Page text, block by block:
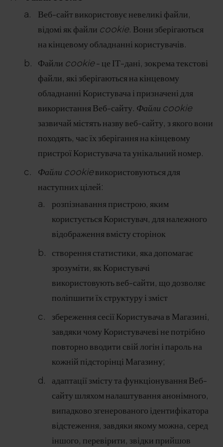
Веб-сайт використовує невеликі файли,
відомі як файли cookie. Вони зберігаються
на кінцевому обладнанні користувачів.
Файли cookie- це ІТ-дані, зокрема текстові
файли, які зберігаються на кінцевому
обладнанні Користувача і призначені для
використання Веб-сайту. Файли cookie
зазвичай містять назву веб-сайту, з якого вони
походять, час їх зберігання на кінцевому
пристрої Користувача та унікальний номер.
Файли cookieвикористовуються для
наступних цілей:
розпізнавання пристрою, яким
користується Користувач, для належного
відображення вмісту сторінок
створення статистики, яка допомагає
зрозуміти, як Користувачі
використовують веб-сайти, що дозволяє
поліпшити їх структуру і зміст
збереження сесії Користувача в Магазині,
завдяки чому Користувачеві не потрібно
повторно вводити свій логін і пароль на
кожній підсторінці Магазину;
адаптації змісту та функціонування Веб-
сайту шляхом налаштування анонімного,
випадково згенерованого ідентифікатора
відстеження, завдяки якому можна, серед
іншого, перевірити, звідки прийшов